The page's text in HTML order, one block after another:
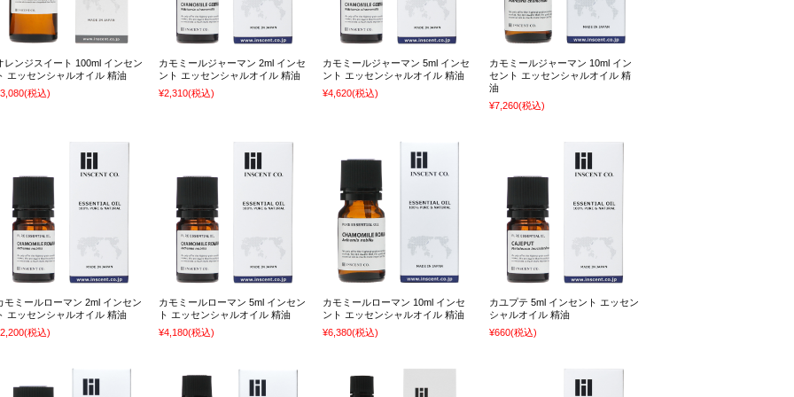
レンジスイート 100ml インセン
エッセンシャルオイル 精油
(税込)
カモミールジャーマン 2ml インセ
ント エッセンシャルオイル 精油
¥2,310(税込)
カモミールジャーマン 5ml インセ
ント エッセンシャルオイル 精油
¥4,620(税込)
カモミールジャーマン 10ml イン
セント エッセンシャルオイル 精
油
¥7,260(税込)
モミールローマン 2ml インセン
エッセンシャルオイル 精油
(税込)
カモミールローマン 5ml インセン
ト エッセンシャルオイル 精油
¥4,180(税込)
カモミールローマン 10ml インセ
ント エッセンシャルオイル 精油
¥6,380(税込)
カユプテ 5ml インセント エッセン
シャルオイル 精油
¥660(税込)